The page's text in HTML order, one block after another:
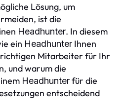
Lösung, um
ist die
Headhunter. In diesem
ein Headhunter Ihnen
Mitarbeiter für Ihr
und warum die
Headhunterfür die
entscheidend